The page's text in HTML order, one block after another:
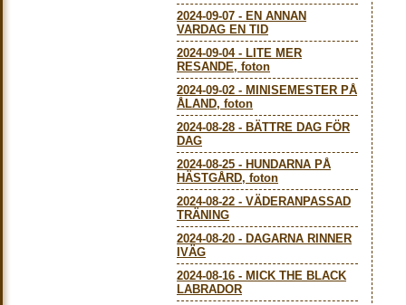
2024-09-07 - EN ANNAN
VARDAG EN TID
2024-09-04- LITE MER
RESANDE, foton
2024-09-02 - MINISEMESTER PÅ
ÅLAND, foton
2024-08-28 - BÄTTRE DAG FÖR
DAG
2024-08-25 - HUNDARNA PÅ
HÄSTGÅRD, foton
2024-08-22 - VÄDERANPASSAD
TRÄNING
2024-08-20 - DAGARNA RINNER
IVÄG
2024-08-16 - MICK THE BLACK
LABRADOR